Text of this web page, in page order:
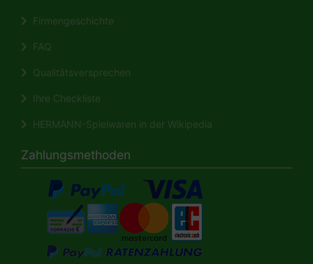
Firmengeschichte
FAQ
Qualitätsversprechen
Ihre Checkliste
HERMANN-Spielwaren in der Wikipedia
Zahlungsmethoden